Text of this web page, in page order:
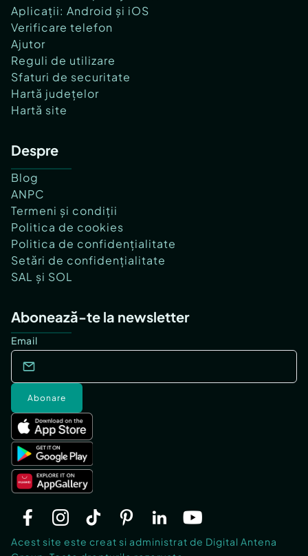
Aplicații: Android și iOS
Verificare telefon
Ajutor
Reguli de utilizare
Sfaturi de securitate
Hartă județelor
Hartă site
Despre
Blog
ANPC
Termeni și condiții
Politica de cookies
Politica de confidențialitate
Setări de confidențialitate
SAL și SOL
Abonează-te la newsletter
Email
Abonare
Acest site este creat si administrat de Digital Antena